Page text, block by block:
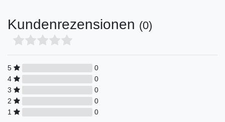
Kundenrezensionen (0)
5
0
4
0
3
0
2
0
1
0